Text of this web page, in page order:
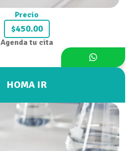
Precio
$450.00
Agenda tu cita
HOMA IR